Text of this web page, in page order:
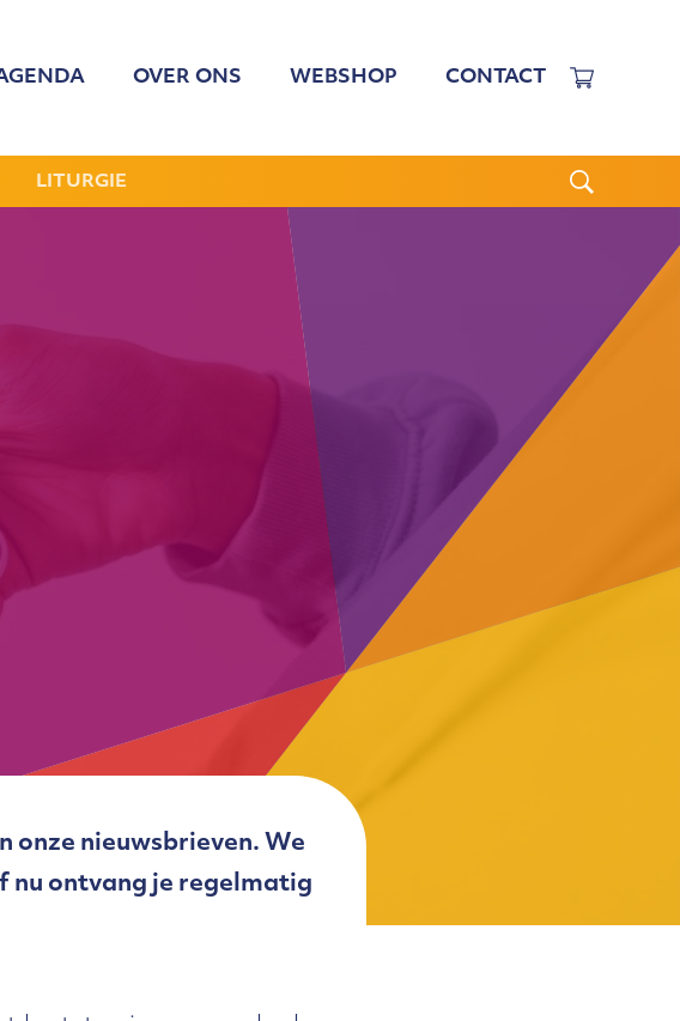
OVER ONS WEBSHOP CONTACT
LITURGIE
onze nieuwsbrieven. We
nu ontvang je regelmatig